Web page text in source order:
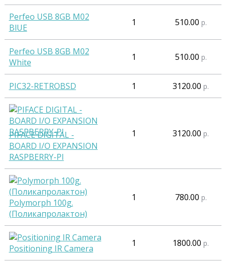
Perfeo USB 8GB M02
BlUE
1 510.00 р.
Perfeo USB 8GB M02
White
1 510.00 р.
PIC32-RETROBSD 1 3120.00 р.
PIFACE DIGITAL -
BOARD I/O EXPANSION
RASPBERRY-PI
1 3120.00 р.
Polymorph 100g.
(Поликапролактон)
1 780.00 р.
Positioning IR Camera 1 1800.00 р.